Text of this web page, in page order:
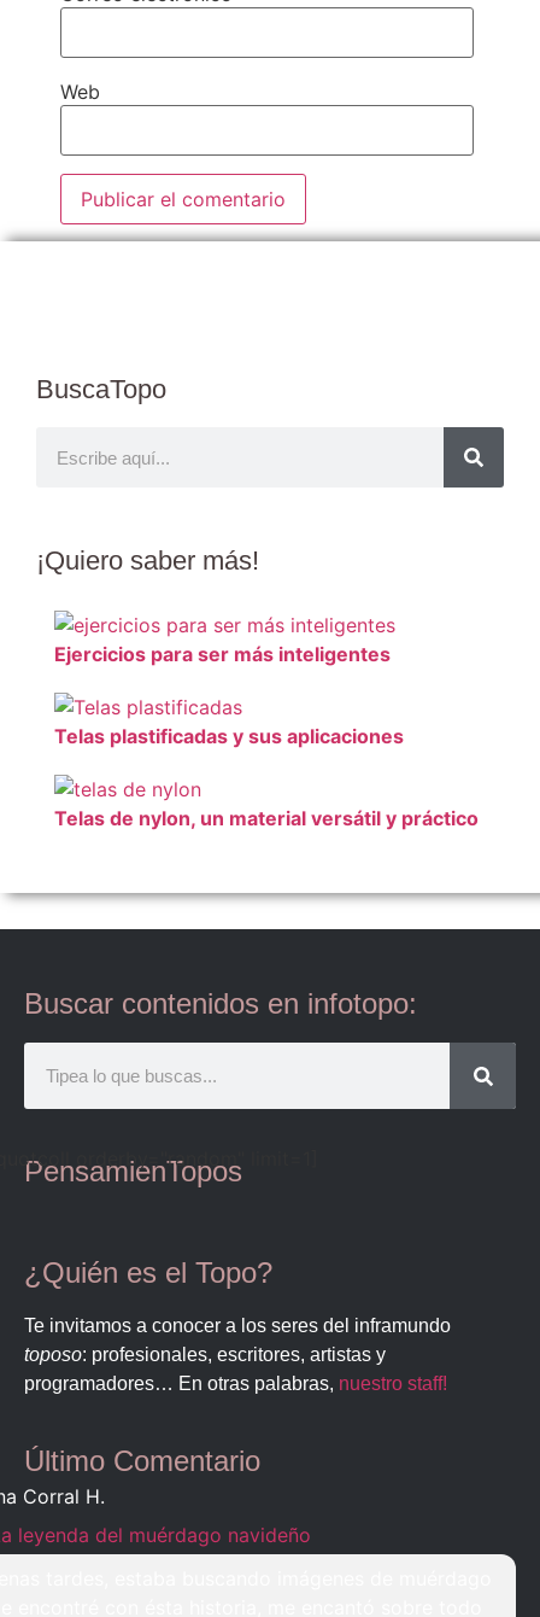
Web
BuscaTopo
¡Quiero saber más!
Ejercicios para ser más inteligentes
Telas plastificadas y sus aplicaciones
Telas de nylon, un material versátil y práctico
Buscar contenidos en infotopo:
PensamienTopos
orderby="random" limit=1]
¿Quién es el Topo?
Te invitamos a conocer a los seres del inframundo
toposo: profesionales, escritores, artistas y
programadores… En otras palabras, nuestro staff!
Último Comentario
Corral H.
leyenda del muérdago navideño